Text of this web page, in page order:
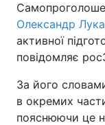
Україна
Економіка
Спорт
Техно і зв'язок
Олександр
активної
повідомляє
За його
в окремих
пояснюючи це